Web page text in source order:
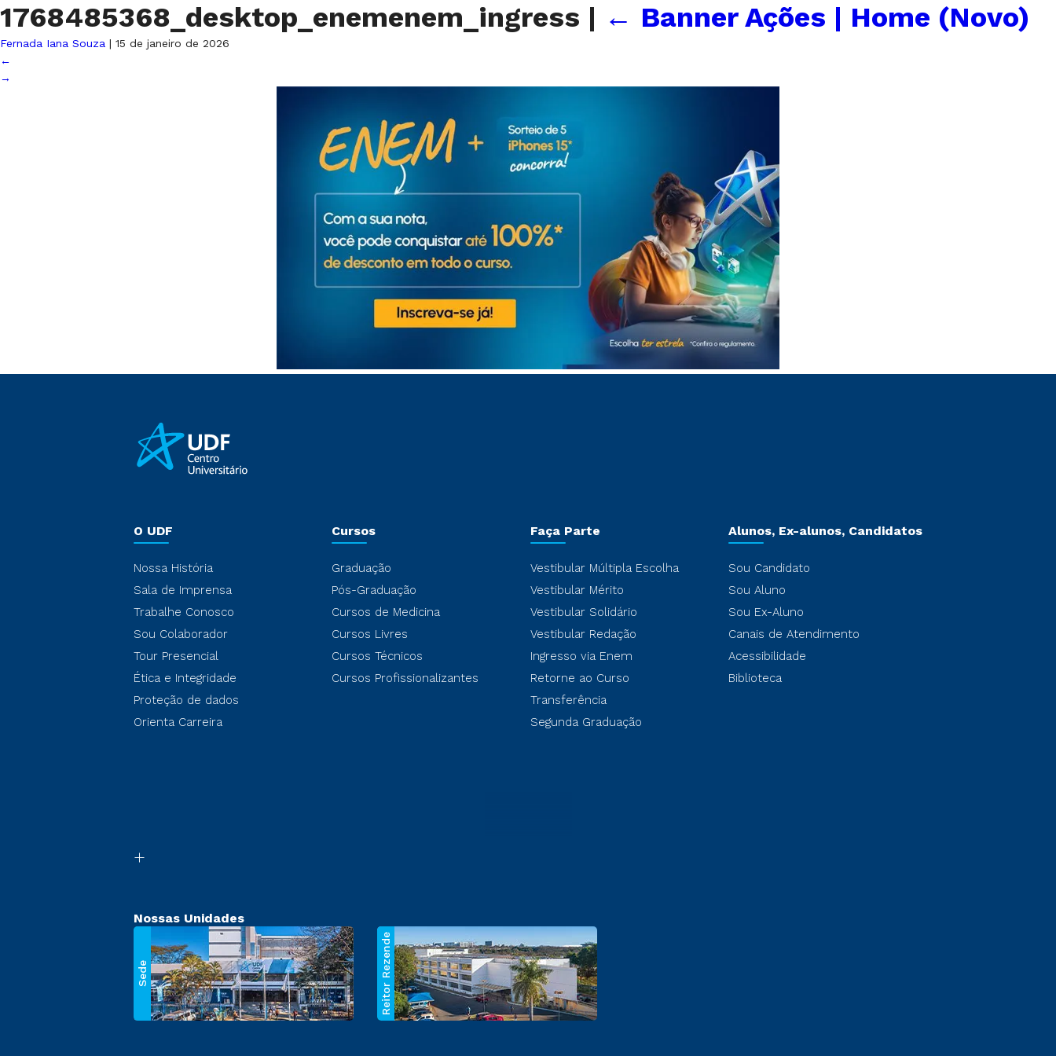
1768485368_desktop_enemenem_ingress | ← Banner Ações | Home (Novo)
Fernada Iana Souza | 15 de janeiro de 2026
←
→
O UDF
Nossa História
Sala de Imprensa
Trabalhe Conosco
Sou Colaborador
Tour Presencial
Ética e Integridade
Proteção de dados
Orienta Carreira
Cursos
Graduação
Pós-Graduação
Cursos de Medicina
Cursos Livres
Cursos Técnicos
Cursos Profissionalizantes
Faça Parte
Vestibular Múltipla Escolha
Vestibular Mérito
Vestibular Solidário
Vestibular Redação
Ingresso via Enem
Retorne ao Curso
Transferência
Segunda Graduação
Alunos, Ex-alunos, Candidatos
Sou Candidato
Sou Aluno
Sou Ex-Aluno
Canais de Atendimento
Acessibilidade
Biblioteca
Nossas Unidades
Sede Reitor Rezende